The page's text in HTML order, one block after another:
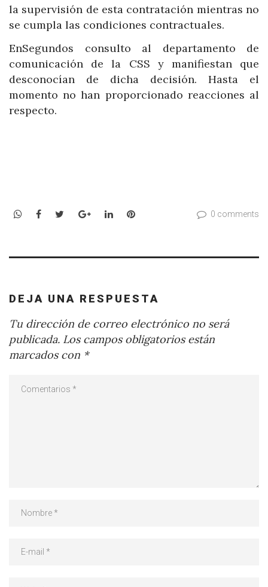
la supervisión de esta contratación mientras no
se cumpla las condiciones contractuales.
EnSegundos consulto al departamento de
comunicación de la CSS y manifiestan que
desconocían de dicha decisión. Hasta el
momento no han proporcionado reacciones al
respecto.
WhatsApp
Facebook
TwitterGoogle+LinkedInPinterest 0 comments
DEJA UNA RESPUESTA
Tu dirección de correo electrónico no será
publicada. Los campos obligatorios están
marcados con *